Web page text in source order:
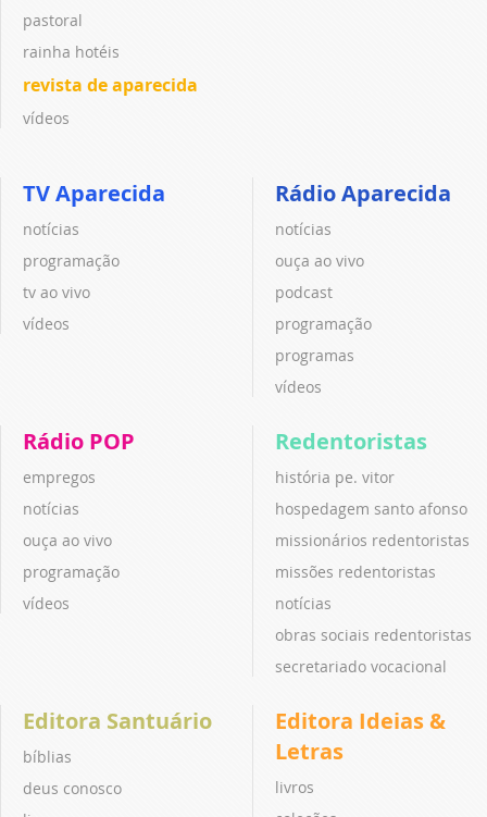
pastoral
rainha hotéis
revista de aparecida
vídeos
TV Aparecida
notícias
programação
tv ao vivo
vídeos
Rádio Aparecida
notícias
ouça ao vivo
podcast
programação
programas
vídeos
Rádio POP
empregos
notícias
ouça ao vivo
programação
vídeos
Redentoristas
história pe. vitor
hospedagem santo afonso
missionários redentoristas
missões redentoristas
notícias
obras sociais redentoristas
secretariado vocacional
Editora Santuário
bíblias
deus conosco
Editora Ideias &
Letras
livros